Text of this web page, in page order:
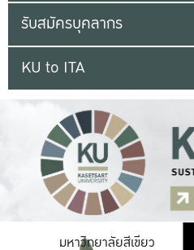
รับสมัครบุคลากร
KU to ITA
มหาวิทยาลัยสีเขียว